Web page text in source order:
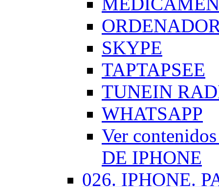
SKYPE
TAPTAPSEE
TUNEIN
WHATSAPP
Ver
DE IPHONE
026. IPHONE.